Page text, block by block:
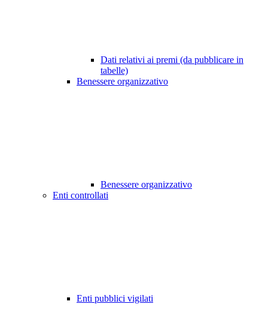
Dati relativi ai premi (da pubblicare in
tabelle)
Benessere organizzativo
Benessere organizzativo
Enti controllati
Enti pubblici vigilati